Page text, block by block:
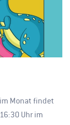
Monat findet
Uhr im